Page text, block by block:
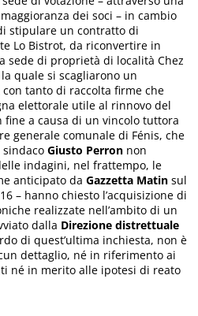
dei soci – in cambio
stipulare un contratto di
Lo Bistrot, da riconvertire in
sede di proprietà di località Chez
quale si scagliarono un
tanto di raccolta firme che
elettorale utile al rinnovo del
fine a causa di un vincolo tuttora
generale comunale di Fénis, che
sindacoGiusto Perron non
indagini, nel frattempo, le
anticipato da Gazzetta Matin sul
– hanno chiesto l’acquisizione di
realizzate nell’ambito di un
dalla Direzione distrettuale
di quest’ultima inchiesta, non è
dettaglio, né in riferimento ai
né in merito alle ipotesi di reato